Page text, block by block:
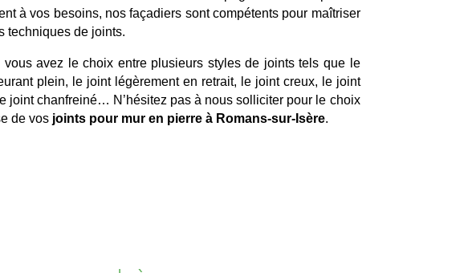
à vos besoins, nos façadiers sont compétents pour maîtriser
techniques de joints.
vous avez le choix entre plusieurs styles de joints tels que le
plein, le joint légèrement en retrait, le joint creux, le joint
joint chanfreiné… N’hésitez pas à nous solliciter pour le choix
de vos joints pour mur en pierre à Romans-sur-Isère.